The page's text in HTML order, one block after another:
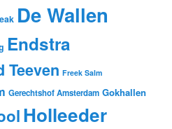
De Wallen
Endstra
Teeven Freek Salm
Gerechtshof Amsterdam Gokhallen
Holleeder